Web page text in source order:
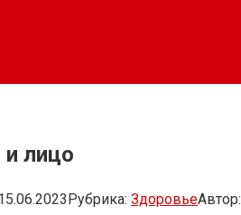
лицо
Рубрика: ЗдоровьеАвтор: